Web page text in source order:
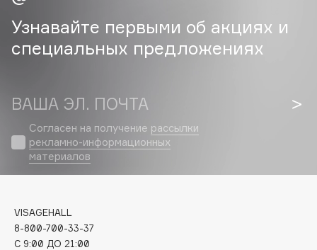
C
Carmex
Catrice
Celimax
Clarins
Узнавайте первыми об акциях и
специальных предложениях
ВАША ЭЛ. ПОЧТА
Согласен на получение рассылки
рекламно-информационных
материалов
VISAGEHALL
8-800-700-33-37
C 9:00 ДО 21:00